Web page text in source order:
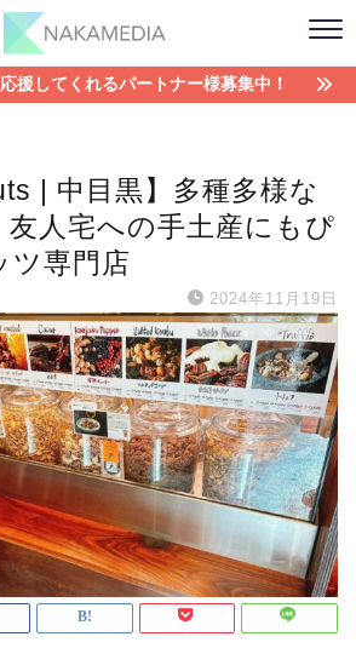
援してくれるパートナー様募集中！
| 中目黒】多種多様な
友人宅への手土産にもぴ
ツ専門店
2024年11月19日